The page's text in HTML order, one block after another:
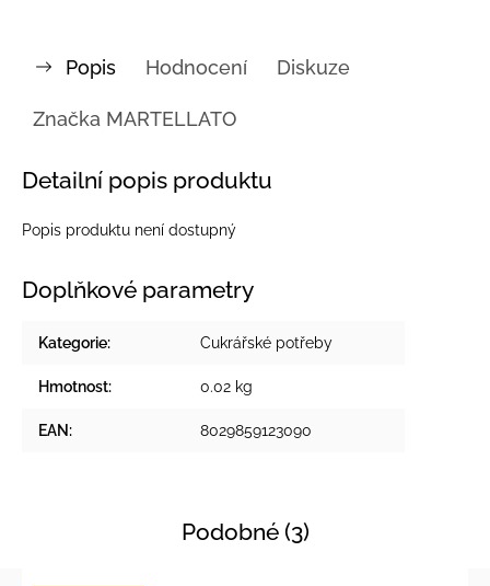
Popis Hodnocení Diskuze
Značka MARTELLATO
Detailní popis produktu
Popis produktu není dostupný
Doplňkové parametry
Kategorie: Cukrářské potřeby
Hmotnost: 0.02 kg
EAN: 8029859123090
Podobné (3)